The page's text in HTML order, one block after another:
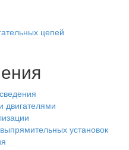
цепей
двигателями
установок